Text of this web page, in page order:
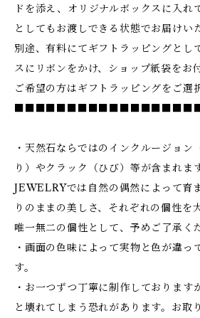
ドを添え、オリジナルボックスに入れ
としてもお渡しできる状態でお届けい
別途、有料にてギフトラッピングとし
スにリボンをかけ、ショップ紙袋をお
ご希望の方はギフトラッピングをご選
・天然石ならではのインクルージョン
り）やクラック（ひび）等が含まれま
JEWELRYでは自然の偶然によって育
りのままの美しさ、それぞれの個性を
唯一無二の個性として、予めご了承く
・画面の色味によって実物と色が違っ
す。
・お一つずつ丁寧に制作しております
と壊れてしまう恐れがあります。お取